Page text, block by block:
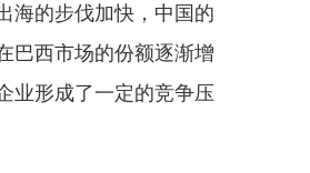
海的步伐加快，中国的
巴西市场的份额逐渐增
业形成了一定的竞争压